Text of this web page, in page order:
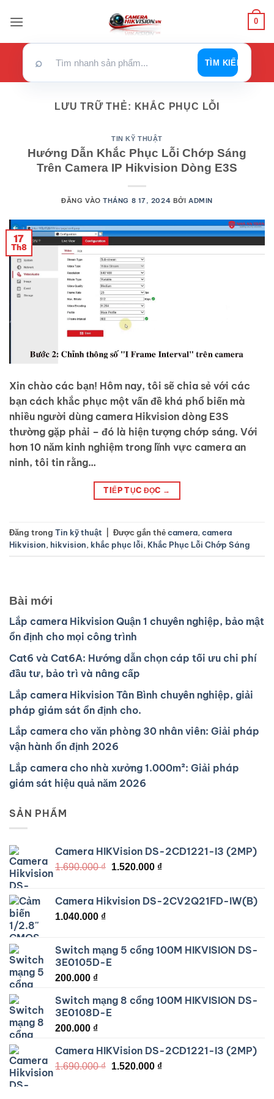
qua
dung
0
⌕ TÌM KIẾM
LƯU TRỮ THẺ: KHẮC PHỤC LỖI
TIN KỸ THUẬT
Hướng Dẫn Khắc Phục Lỗi Chớp Sáng
Trên Camera IP Hikvision Dòng E3S
ĐĂNG VÀOTHÁNG 8 17, 2024 BỞI ADMIN
17
Th8
Xin chào các bạn! Hôm nay, tôi sẽ chia sẻ với các
bạn cách khắc phục một vấn đề khá phổ biến mà
nhiều người dùng camera Hikvision dòng E3S
thường gặp phải – đó là hiện tượng chớp sáng. Với
hơn 10 năm kinh nghiệm trong lĩnh vực camera an
ninh, tôi tin rằng…
TIẾP TỤC ĐỌC →
Đăng trong Tin kỹ thuật Được gắn thẻcamera, camera
Hikvision, hikvision, khắc phục lỗi, Khắc Phục Lỗi Chớp Sáng
Bài mới
Lắp camera Hikvision Quận 1 chuyên nghiệp, bảo mật
ổn định cho mọi công trình
Cat6 và Cat6A: Hướng dẫn chọn cáp tối ưu chi phí
đầu tư, bảo trì và nâng cấp
Lắp camera Hikvision Tân Bình chuyên nghiệp, giải
pháp giám sát ổn định cho.
Lắp camera cho văn phòng 30 nhân viên: Giải pháp
vận hành ổn định 2026
Lắp camera cho nhà xưởng 1.000m²: Giải pháp
giám sát hiệu quả năm 2026
SẢN PHẨM
Camera HIKVision DS-2CD1221-I3 (2MP)
1.690.000₫ Giá
1.690.000 ₫.
1.520.000 ₫Giá
là:
Camera Hikvision DS-2CV2Q21FD-IW(B)
1.040.000 ₫
Switch mạng 5 cổng 100M HIKVISION DS-
3E0105D-E
200.000 ₫
Switch mạng 8 cổng 100M HIKVISION DS-
3E0108D-E
200.000 ₫
Camera HIKVision DS-2CD1221-I3 (2MP)
1.690.000₫ Giá
1.520.000 ₫Giá